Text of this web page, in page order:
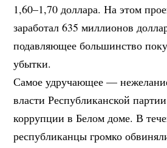
1,60–1,70 доллара. На этом
заработал 635 миллионов
подавляющее большинство
убытки.
Самое удручающее —
власти Республиканской
коррупции в Белом доме. В
республиканцы громко